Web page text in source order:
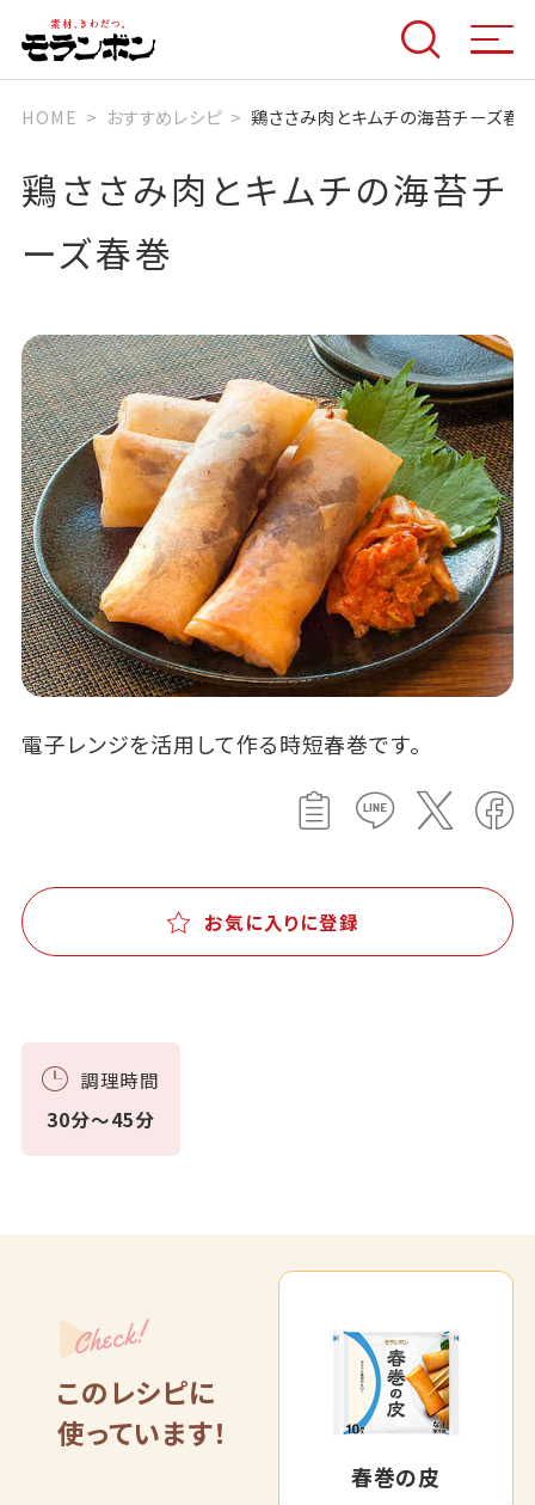
HOME おすすめレシピ 鶏ささみ肉とキムチの海苔チーズ春
鶏ささみ肉とキムチの海苔チ
ーズ春巻
電子レンジを活用して作る時短春巻です。
お気に入りに登録
調理時間
30分～45分
Check!
このレシピに
使っています！
春巻の皮